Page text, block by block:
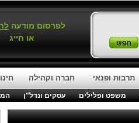
לפרסום מודעה
או חייג
תרבות ופנאי חברה וקהילה
משפט ופלילים עסקים ונדל"ן